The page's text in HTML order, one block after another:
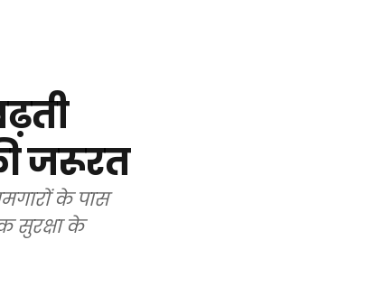
जरूरत
के पास
सुरक्षा के